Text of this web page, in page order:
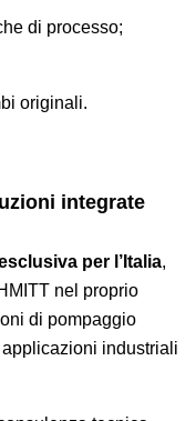
di processo;
originali.
integrate
per l’Italia,
nel proprio
di pompaggio
industriali